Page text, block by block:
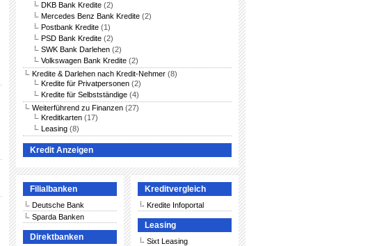
DKB Bank Kredite (2)
Mercedes Benz Bank Kredite (2)
Postbank Kredite (1)
PSD Bank Kredite (2)
SWK Bank Darlehen (2)
Volkswagen Bank Kredite (2)
Kredite & Darlehen nach Kredit-Nehmer (8)
Kredite für Privatpersonen (2)
Kredite für Selbstständige (4)
Weiterführend zu Finanzen (27)
Kreditkarten (17)
Leasing (8)
Kredit Anzeigen
Filialbanken
Deutsche Bank
Sparda Banken
Direktbanken
Kreditvergleich
Kredite Infoportal
Leasing
Sixt Leasing